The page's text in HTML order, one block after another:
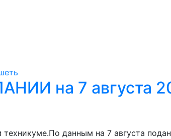
на 7 августа
данным на 7 августа